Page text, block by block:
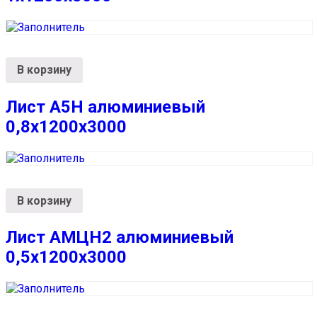
В корзину
Лист А5Н алюминиевый
0,8х1200х3000
В корзину
Лист АМЦН2 алюминиевый
0,5х1200х3000